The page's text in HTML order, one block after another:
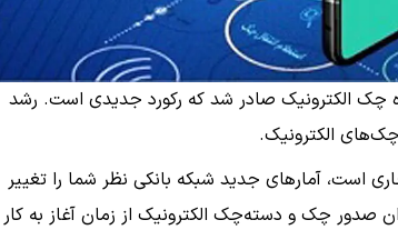
اول ،در اردیبهشت ۱۴۰۵، ۸۸۸ هزار فقره چک الکترونیک صادر شد که رکورد جدیدی است. رشد
است، آمارهای جدید شبکه بانکی نظر شما را تغییر
صدور چک و دسته‌چک الکترونیک از زمان آغاز به کار